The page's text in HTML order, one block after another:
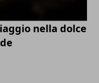
nella dolce